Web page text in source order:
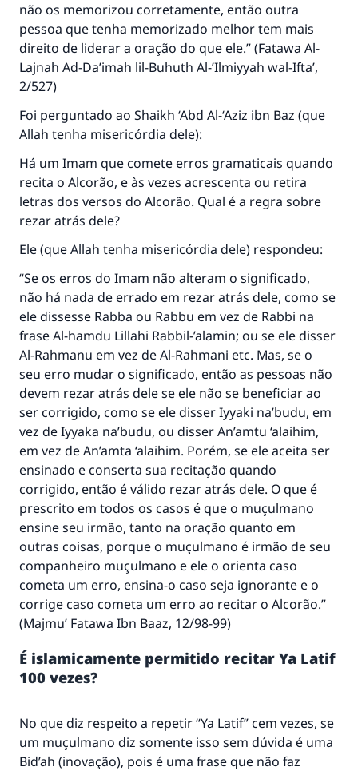
não os memorizou corretamente, então outra
pessoa que tenha memorizado melhor tem mais
direito de liderar a oração do que ele.” (Fatawa Al-
Lajnah Ad-Da’imah lil-Buhuth Al-’Ilmiyyah wal-Ifta’,
2/527)
Foi perguntado ao Shaikh ‘Abd Al-‘Aziz ibn Baz (que
Allah tenha misericórdia dele):
Há um Imam que comete erros gramaticais quando
recita o Alcorão, e às vezes acrescenta ou retira
letras dos versos do Alcorão. Qual é a regra sobre
rezar atrás dele?
Ele (que Allah tenha misericórdia dele) respondeu:
“Se os erros do Imam não alteram o significado,
não há nada de errado em rezar atrás dele, como se
ele dissesse Rabba ou Rabbu em vez de Rabbi na
frase Al-hamdu Lillahi Rabbil-’alamin; ou se ele disser
Al-Rahmanu em vez de Al-Rahmani etc. Mas, se o
seu erro mudar o significado, então as pessoas não
devem rezar atrás dele se ele não se beneficiar ao
ser corrigido, como se ele disser Iyyaki na’budu, em
vez de Iyyaka na’budu, ou disser An’amtu ‘alaihim,
em vez de An’amta ‘alaihim. Porém, se ele aceita ser
ensinado e conserta sua recitação quando
corrigido, então é válido rezar atrás dele. O que é
prescrito em todos os casos é que o muçulmano
ensine seu irmão, tanto na oração quanto em
outras coisas, porque o muçulmano é irmão de seu
companheiro muçulmano e ele o orienta caso
cometa um erro, ensina-o caso seja ignorante e o
corrige caso cometa um erro ao recitar o Alcorão.”
(Majmu’ Fatawa Ibn Baaz, 12/98-99)
É islamicamente permitido recitar Ya Latif
100 vezes?
No que diz respeito a repetir “Ya Latif” cem vezes, se
um muçulmano diz somente isso sem dúvida é uma
Bid’ah (inovação), pois é uma frase que não faz